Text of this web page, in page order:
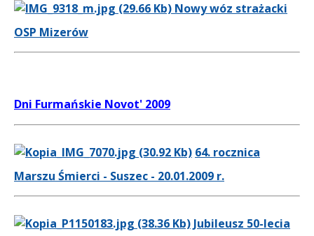
Nowy wóz strażacki
OSP Mizerów
Dni Furmańskie Novot' 2009
64. rocznica
Marszu Śmierci - Suszec - 20.01.2009 r.
Jubileusz 50-lecia